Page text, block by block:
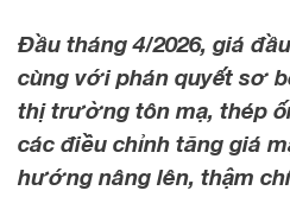
Đầu tháng 4/2026, giá
cùng với phán quyết sơ
thị trường tôn mạ, thép
các điều chỉnh tăng giá
hướng nâng lên, thậm